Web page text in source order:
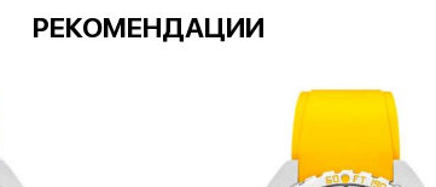
РЕКОМЕНДАЦИИ